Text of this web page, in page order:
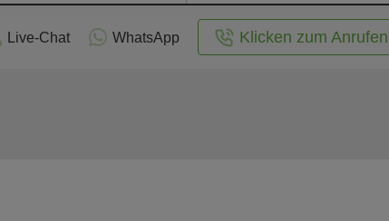
Live-Chat WhatsApp Klicken zum Anrufen